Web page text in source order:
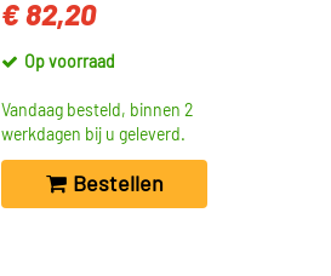
€ 82,20
Op voorraad
Vandaag besteld, binnen 2
werkdagen bij u geleverd.
Bestellen